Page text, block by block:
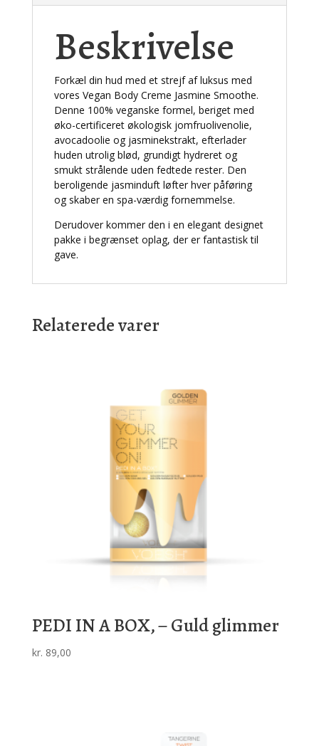
Beskrivelse
Forkæl din hud med et strejf af luksus med
vores Vegan Body Creme Jasmine Smoothe.
Denne 100% veganske formel, beriget med
øko-certificeret økologisk jomfruolivenolie,
avocadoolie og jasminekstrakt, efterlader
huden utrolig blød, grundigt hydreret og
smukt strålende uden fedtede rester. Den
beroligende jasminduft løfter hver påføring
og skaber en spa-værdig fornemmelse.
Derudover kommer den i en elegant designet
pakke i begrænset oplag, der er fantastisk til
gave.
Relaterede varer
PEDI IN A BOX, – Guld glimmer
kr. 89,00